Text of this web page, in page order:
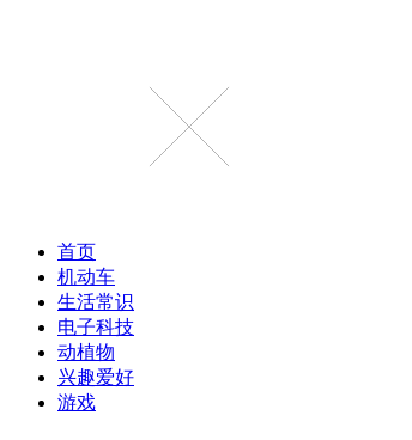
首页
机动车
生活常识
电子科技
动植物
兴趣爱好
游戏